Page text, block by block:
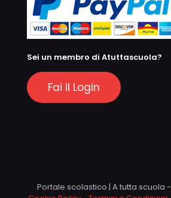
Sei un membro di Atuttascuola?
Fai il Login
Portale scolastico | A tutta scuola -